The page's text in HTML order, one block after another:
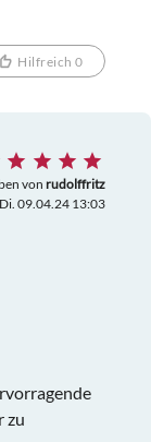
Hilfreich 0
vonrudolffritz
09.04.24 13:03
zu